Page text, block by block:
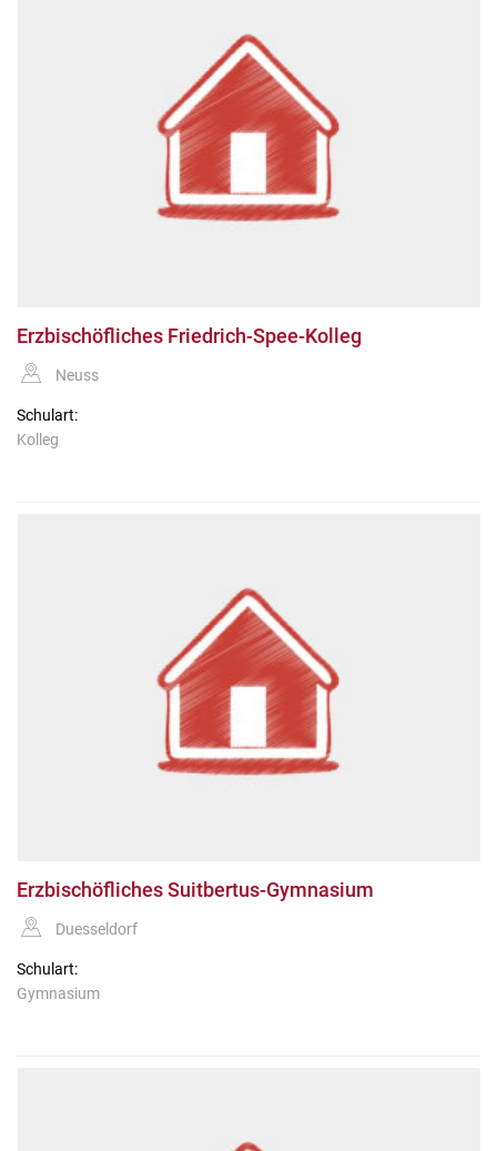
Erzbischöfliches Friedrich-Spee-Kolleg
Neuss
Schulart:
Kolleg
Erzbischöfliches Suitbertus-Gymnasium
Duesseldorf
Schulart:
Gymnasium